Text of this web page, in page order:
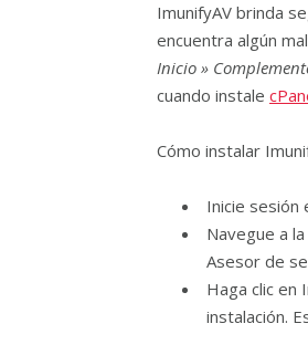
ImunifyAV brinda
encuentra algún
Inicio »
cuando instale
Cómo instalar
Inicie sesión
Navegue a
Asesor de
Haga clic en
instalación.